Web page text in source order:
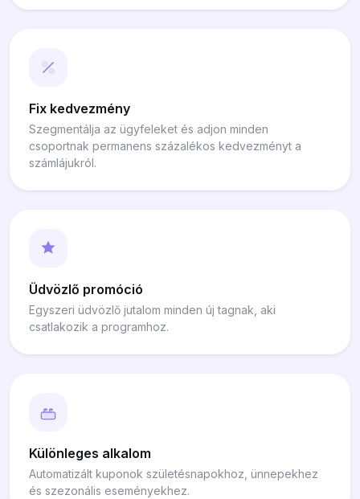
Fix kedvezmény
Szegmentálja az ügyfeleket és adjon minden
csoportnak permanens százalékos kedvezményt a
számlájukról.
Üdvözlő promóció
Egyszeri üdvözlő jutalom minden új tagnak, aki
csatlakozik a programhoz.
Különleges alkalom
Automatizált kuponok születésnapokhoz, ünnepekhez
és szezonális eseményekhez.